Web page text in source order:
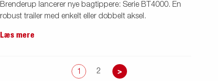
Brenderup lancerer nye bagtippere: Serie BT4000. En
robust trailer med enkelt eller dobbelt aksel.
Læs mere
1 2